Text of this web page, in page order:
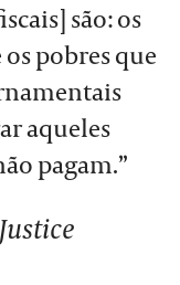
são: os
pobres que
aqueles
pagam.”